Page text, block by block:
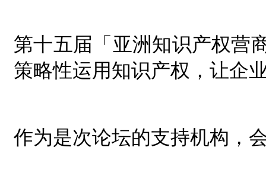
第十五届「亚洲知识产权营
策略性运用知识产权，让企
作为是次论坛的支持机构，